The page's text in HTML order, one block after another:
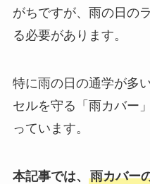
がちですが、雨の日の
る必要があります。
特に雨の日の通学が多
セルを守る「雨カバー
っています。
本記事では、 雨カバー